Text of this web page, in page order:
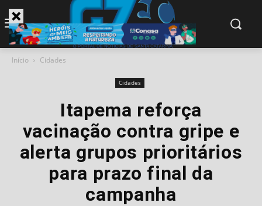
Início Cidades
Cidades
Itapema reforça
vacinação contra gripe e
alerta grupos prioritários
para prazo final da
campanha
modal-check